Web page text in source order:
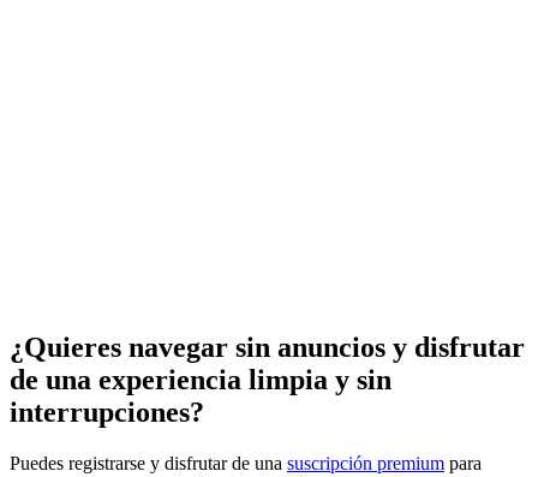
¿Quieres navegar sin anuncios y disfrutar
de una experiencia limpia y sin
interrupciones?
Puedes registrarse y disfrutar de una suscripción premium para